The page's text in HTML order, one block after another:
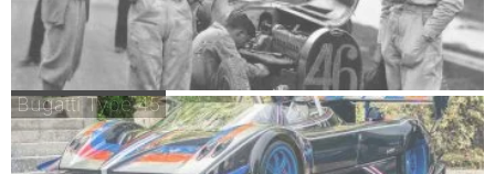
Bugatti Type 45